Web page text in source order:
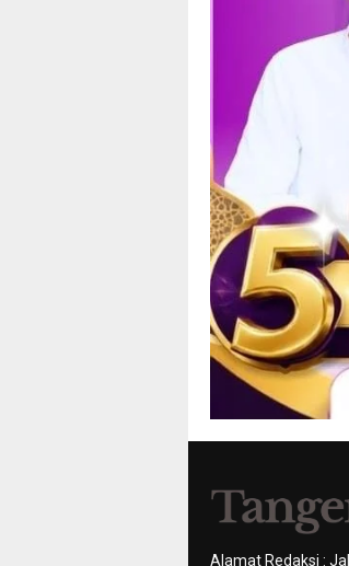
Alamat Redaksi :